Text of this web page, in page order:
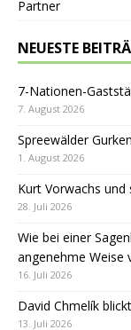
Partner
NEUESTE
7-Nationen-
7. August 2026
Spreewälder
1. August 2026
Kurt Vorwachs und
28. Juli 2026
Wie bei einer
angenehme Weise
16. Juli 2026
David Chmelík
13. Juli 2026